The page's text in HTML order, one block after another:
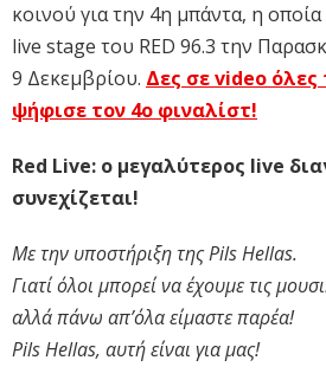
κοινού για την 4η μπάντα, η
live stage του RED 96.3 την
9 Δεκεμβρίου. Δες σε video όλες
ψήφισε τον 4ο φιναλίστ!
Red Live: ο μεγαλύτερος live
συνεχίζεται!
Με την υποστήριξη της Pils Hellas.
Γιατί όλοι μπορεί να έχουμε τις
αλλά πάνω απ’όλα είμαστε παρέα!
Pils Hellas, αυτή είναι για μας!